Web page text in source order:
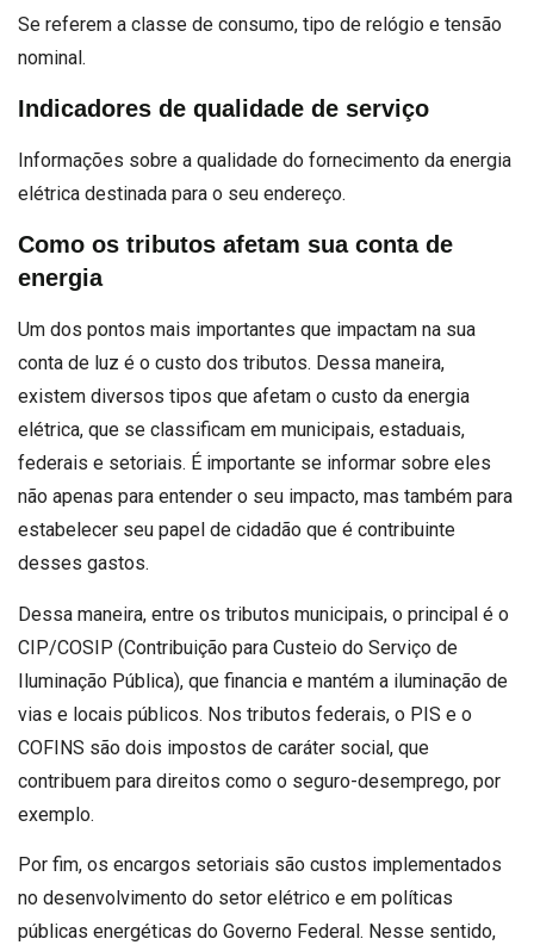
Se referem a classe de consumo, tipo de relógio e tensão
nominal.
Indicadores de qualidade de serviço
Informações sobre a qualidade do fornecimento da energia
elétrica destinada para o seu endereço.
Como os tributos afetam sua conta de
energia
Um dos pontos mais importantes que impactam na sua
conta de luz é o custo dos tributos. Dessa maneira,
existem diversos tipos que afetam o custo da energia
elétrica, que se classificam em municipais, estaduais,
federais e setoriais. É importante se informar sobre eles
não apenas para entender o seu impacto, mas também para
estabelecer seu papel de cidadão que é contribuinte
desses gastos.
Dessa maneira, entre os tributos municipais, o principal é o
CIP/COSIP (Contribuição para Custeio do Serviço de
Iluminação Pública), que financia e mantém a iluminação de
vias e locais públicos. Nos tributos federais, o PIS e o
COFINS são dois impostos de caráter social, que
contribuem para direitos como o seguro-desemprego, por
exemplo.
Por fim, os encargos setoriais são custos implementados
no desenvolvimento do setor elétrico e em políticas
públicas energéticas do Governo Federal. Nesse sentido,